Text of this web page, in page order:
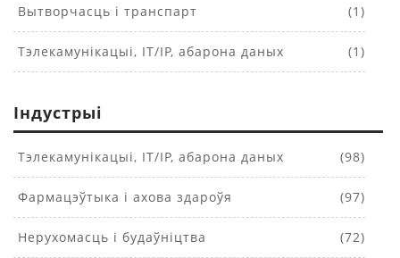
Вытворчасць і транспарт (1)
Тэлекамунікацыі, IT/IP, абарона даных (1)
Індустрыі
Тэлекамунікацыі, IT/IP, абарона даных (98)
Фармацэўтыка і ахова здароўя (97)
Нерухомасць і будаўніцтва (72)